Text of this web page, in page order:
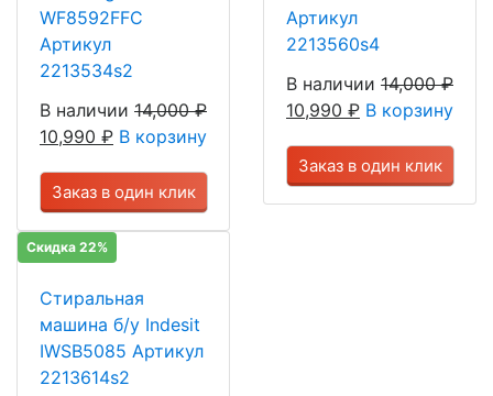
WF8592FFC
Артикул
2213534s2
В наличии 14,000₽
10,990 ₽ В корзину
Заказ в один клик
Артикул
2213560s4
В наличии 14,000₽
10,990 ₽ В корзину
Заказ в один клик
Скидка 22%
Стиральная
машина б/у Indesit
IWSB5085 Артикул
2213614s2